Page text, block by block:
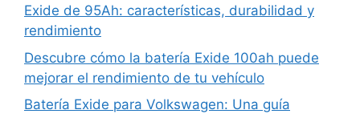
Exide de 95Ah: características, durabilidad y
rendimiento
Descubre cómo la batería Exide 100ah puede
mejorar el rendimiento de tu vehículo
Batería Exide para Volkswagen: Una guía